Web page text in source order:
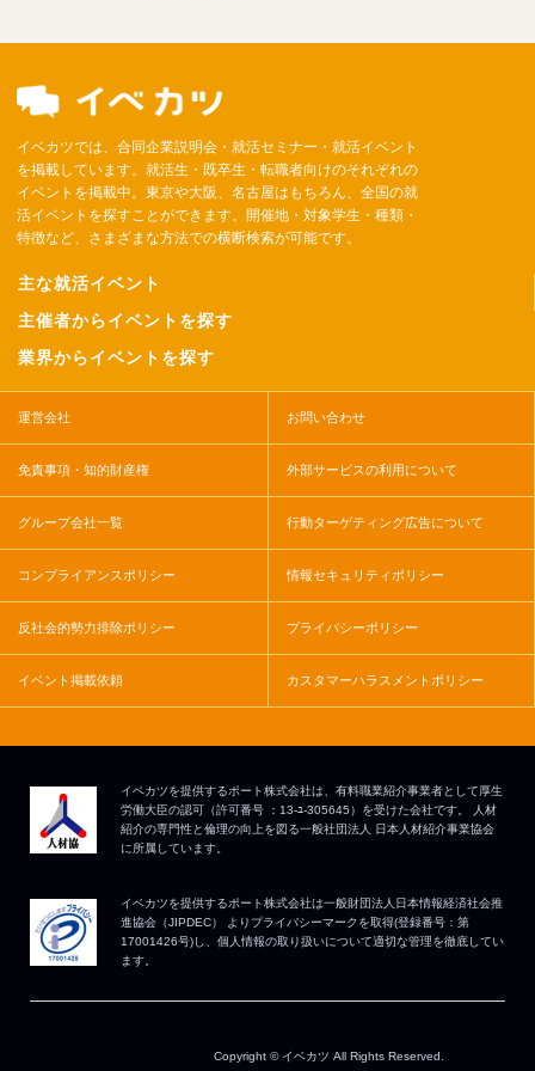
イベカツでは、合同企業説明会・就活セミナー・就活イベント
を掲載しています。就活生・既卒生・転職者向けのそれぞれの
イベントを掲載中。東京や大阪、名古屋はもちろん、全国の就
活イベントを探すことができます。開催地・対象学生・種類・
特徴など、さまざまな方法での横断検索が可能です。
主な就活イベント
主催者からイベントを探す
業界からイベントを探す
運営会社 お問い合わせ
免責事項・知的財産権 外部サービスの利用について
グループ会社一覧 行動ターゲティング広告について
コンプライアンスポリシー 情報セキュリティポリシー
反社会的勢力排除ポリシー プライバシーポリシー
イベント掲載依頼 カスタマーハラスメントポリシー